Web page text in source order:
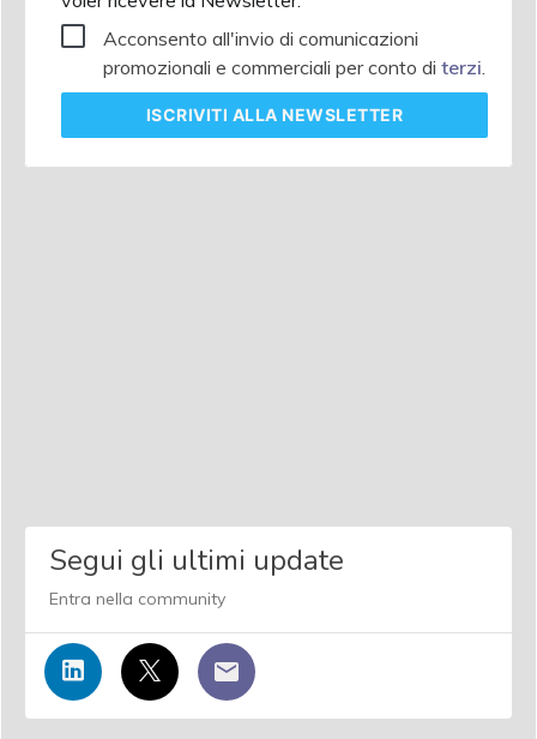
Acconsento all'invio di comunicazioni
promozionali e commerciali per conto di terzi
ISCRIVITI ALLA NEWSLETTER
Segui gli ultimi update
Entra nella community